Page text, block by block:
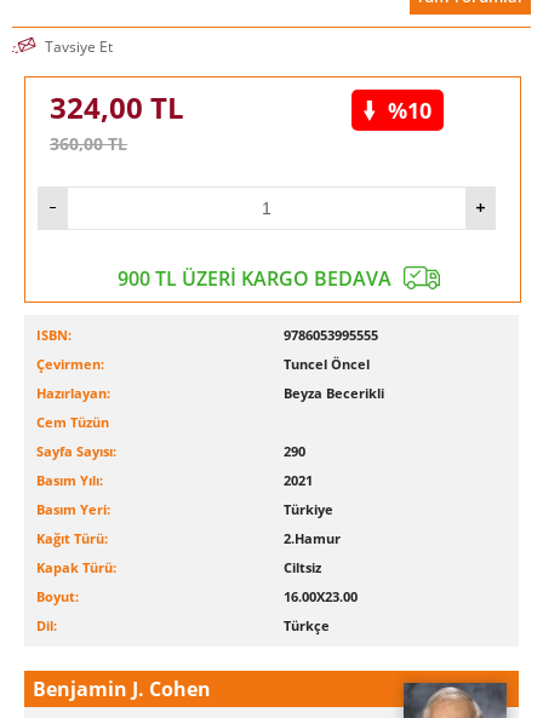
Tavsiye Et
324,00 TL
360,00TL
%10
900 TL ÜZERİ KARGO BEDAVA
ISBN:
9786053995555
Çevirmen:
Tuncel Öncel
Hazırlayan:
Beyza Becerikli
Cem Tüzün
Sayfa Sayısı:
290
Basım Yılı:
2021
Basım Yeri:
Türkiye
Kağıt Türü:
2.Hamur
Kapak Türü:
Ciltsiz
Boyut:
16.00X23.00
Dil:
Türkçe
Benjamin J. Cohen